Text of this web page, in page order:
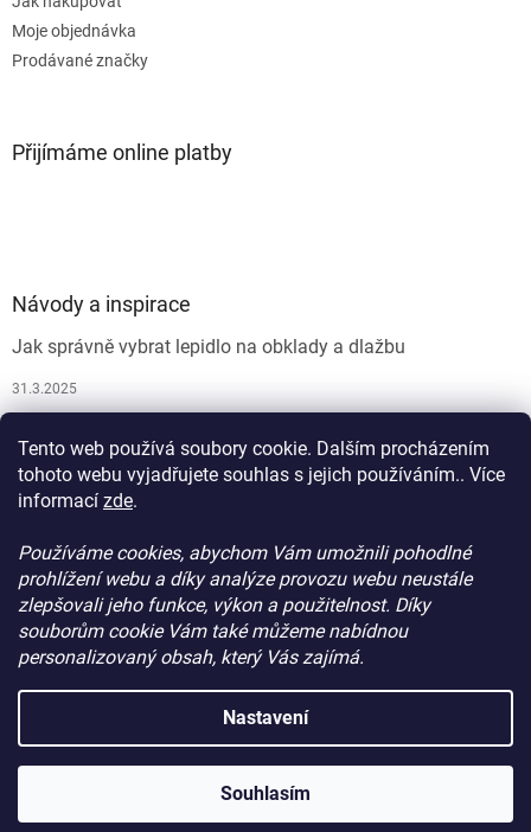
Tento web používá soubory cookie. Dalším procházením
tohoto webu vyjadřujete souhlas s jejich používáním.. Více
informací zde.
Používáme cookies, abychom Vám umožnili pohodlné
prohlížení webu a díky analýze provozu webu neustále
zlepšovali jeho funkce, výkon a použitelnost. Díky
souborům cookie Vám také můžeme nabídnou
personalizovaný obsah, který Vás zajímá.
Nastavení
Souhlasím
Moje objednávka
Prodávané značky
Přijímáme online platby
Návody a inspirace
Jak správně vybrat lepidlo na obklady a dlažbu
31.3.2025
Upravit nastavení cookies